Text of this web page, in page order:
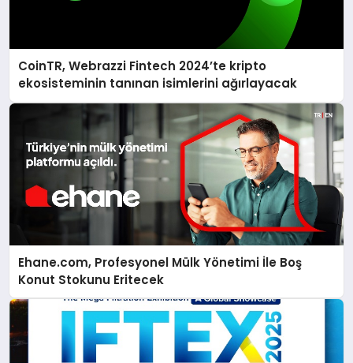
CoinTR, Webrazzi Fintech 2024’te kripto
ekosisteminin tanınan isimlerini ağırlayacak
Ehane.com, Profesyonel Mülk Yönetimi İle Boş
Konut Stokunu Eritecek